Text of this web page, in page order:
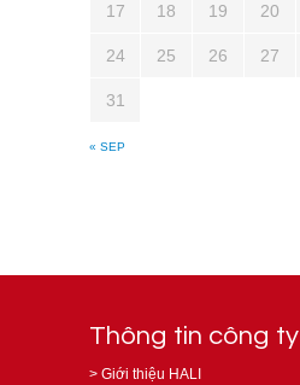
« SEP
17 18 19 20
24 25 26 27
31
Thông tin công ty
> Giới thiệu HALI